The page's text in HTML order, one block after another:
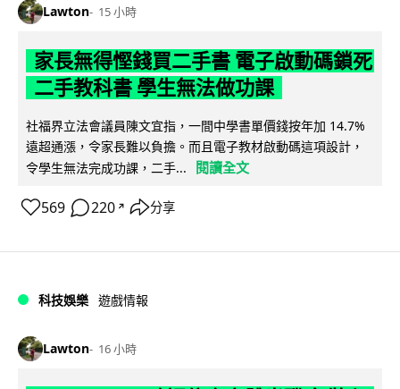
Lawton 15 小時
家長無得慳錢買二手書 電子啟動碼鎖死
二手教科書 學生無法做功課
社福界立法會議員陳文宜指，一間中學書單價錢按年加 14.7%
遠超通漲，令家長難以負擔。而且電子教材啟動碼這項設計，
令學生無法完成功課，二手...
閱讀全文
569 220 ↗ 分享
科技娛樂 遊戲情報
Lawton 16 小時